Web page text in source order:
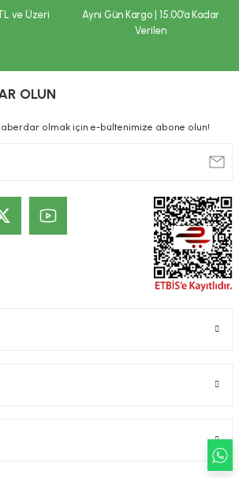
ve Üzeri
Aynı Gün Kargo | 15.00’a Kadar
Verilen
OLUN
olmak için e-bültenimize abone olun!